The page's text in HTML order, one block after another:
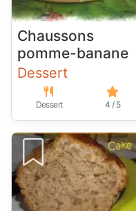
Chaussons
pomme-banane
Dessert
Dessert 4 / 5